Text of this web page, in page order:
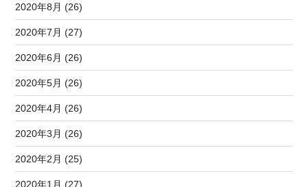
2020年8月 (26)
2020年7月 (27)
2020年6月 (26)
2020年5月 (26)
2020年4月 (26)
2020年3月 (26)
2020年2月 (25)
2020年1月 (27)